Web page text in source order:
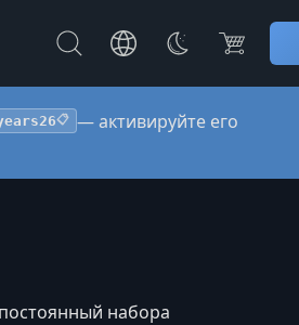
📋 — активируйте его
набора